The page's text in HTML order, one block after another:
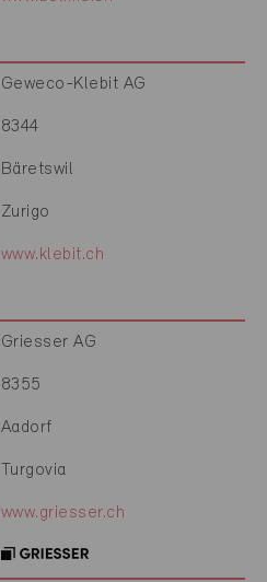
Geweco-Klebit AG
8344
Bäretswil
Zurigo
www.klebit.ch
Griesser AG
8355
Aadorf
Turgovia
www.griesser.ch